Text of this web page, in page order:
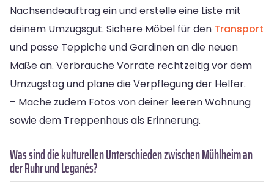
Nachsendeauftrag ein und erstelle eine Liste mit
deinem Umzugsgut. Sichere Möbel für den Transport
und passe Teppiche und Gardinen an die neuen
Maße an. Verbrauche Vorräte rechtzeitig vor dem
Umzugstag und plane die Verpflegung der Helfer.
– Mache zudem Fotos von deiner leeren Wohnung
sowie dem Treppenhaus als Erinnerung.
Was sind die kulturellen Unterschieden zwischen Mühlheim an
der Ruhr und Leganés?